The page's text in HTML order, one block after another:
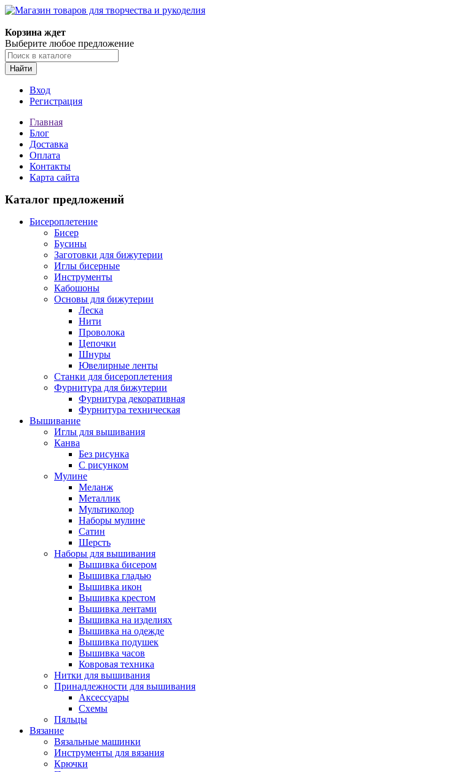
Корзина ждет
Выберите любое предложение
Найти
Вход
Регистрация
Главная
Блог
Доставка
Оплата
Контакты
Карта сайта
Каталог предложений
Бисероплетение
Бисер
Бусины
Заготовки для бижутерии
Иглы бисерные
Инструменты
Кабошоны
Основы для бижутерии
Леска
Нити
Проволока
Цепочки
Шнуры
Ювелирные ленты
Станки для бисероплетения
Фурнитура для бижутерии
Фурнитура декоративная
Фурнитура техническая
Вышивание
Иглы для вышивания
Канва
Без рисунка
С рисунком
Мулине
Меланж
Металлик
Мультиколор
Наборы мулине
Сатин
Шерсть
Наборы для вышивания
Вышивка бисером
Вышивка гладью
Вышивка икон
Вышивка крестом
Вышивка лентами
Вышивка на изделиях
Вышивка на одежде
Вышивка подушек
Вышивка часов
Ковровая техника
Нитки для вышивания
Принадлежности для вышивания
Аксессуары
Схемы
Пяльцы
Вязание
Вязальные машинки
Инструменты для вязания
Крючки